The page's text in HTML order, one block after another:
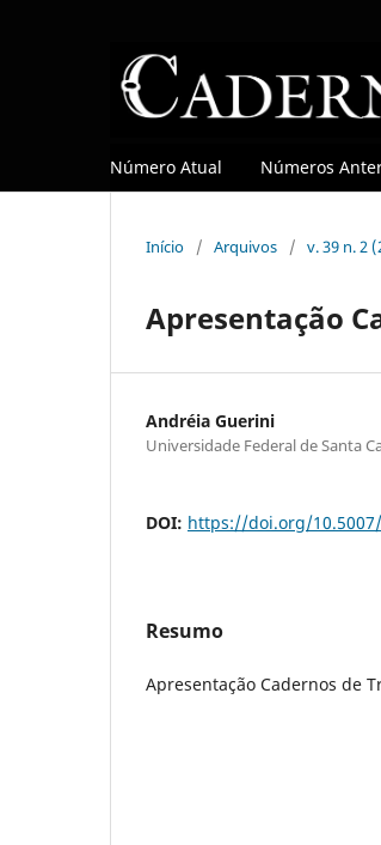
Número Atual Números
Início / Arquivos / v. 39 n. 2
Apresentação
Andréia Guerini
Universidade Federal de Santa
DOI: https://doi.org/
Resumo
Apresentação Cadernos de